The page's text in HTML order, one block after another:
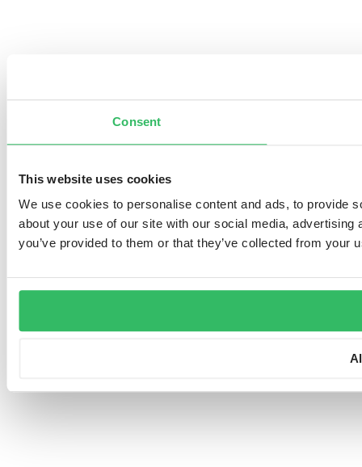
Consent
This website uses cookies
We use cookies to personalise content and ads, to provide
about your use of our site with our social media,
you’ve provided to them or that they’ve collected from your